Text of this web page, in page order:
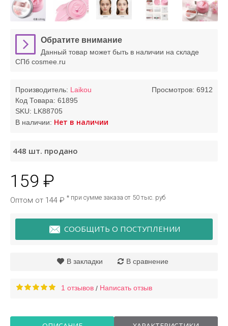
Обратите внимание
Данный товар может быть в наличии на складе
СПб cosmee.ru
Просмотров: 6912
Производитель: Laikou
Код Товара: 61895
SKU: LK88705
В наличии: Нет в наличии
448 шт. продано
159 ₽
Оптом от 144 ₽ * при сумме заказа от 50 тыс. руб
СООБЩИТЬ О ПОСТУПЛЕНИИ
В закладки В сравнение
1 отзывов / Написать отзыв